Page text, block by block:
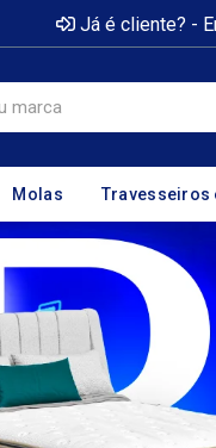
Já é cliente? -
Molas Travesseiros